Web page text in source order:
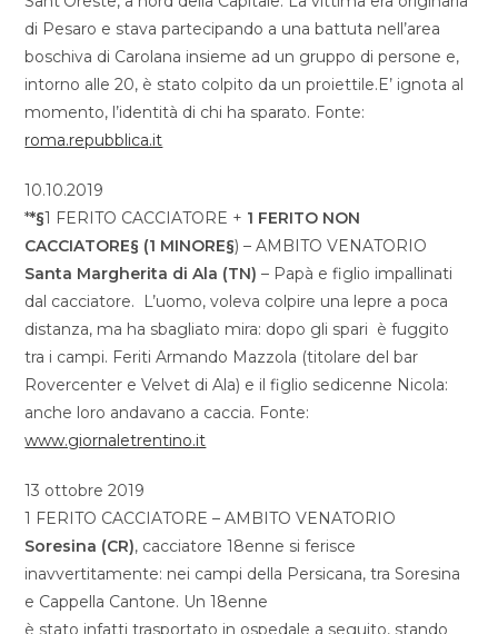
di Pesaro e stava partecipando a una battuta nell’area
boschiva di Carolana insieme ad un gruppo di persone e,
intorno alle 20, è stato colpito da un proiettile.E’ ignota al
momento, l’identità di chi ha sparato. Fonte:
roma.repubblica.it
10.10.2019
**§1 FERITO CACCIATORE + 1 FERITO NON
CACCIATORE§ (1 MINORE§) – AMBITO VENATORIO
Santa Margherita di Ala (TN) – Papà e figlio impallinati
dal cacciatore. L’uomo, voleva colpire una lepre a poca
distanza, ma ha sbagliato mira: dopo gli spari è fuggito
tra i campi. Feriti Armando Mazzola (titolare del bar
Rovercenter e Velvet di Ala) e il figlio sedicenne Nicola:
anche loro andavano a caccia. Fonte:
www.giornaletrentino.it
13 ottobre 2019
1 FERITO CACCIATORE – AMBITO VENATORIO
Soresina (CR), cacciatore 18enne si ferisce
inavvertitamente: nei campi della Persicana, tra Soresina
e Cappella Cantone. Un 18enne
è stato infatti trasportato in ospedale a seguito, stando